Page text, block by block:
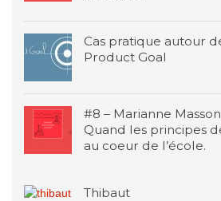
Cas pratique autour
Product Goal
#8 – Marianne
Quand les principes
au coeur de l’école.
Thibaut